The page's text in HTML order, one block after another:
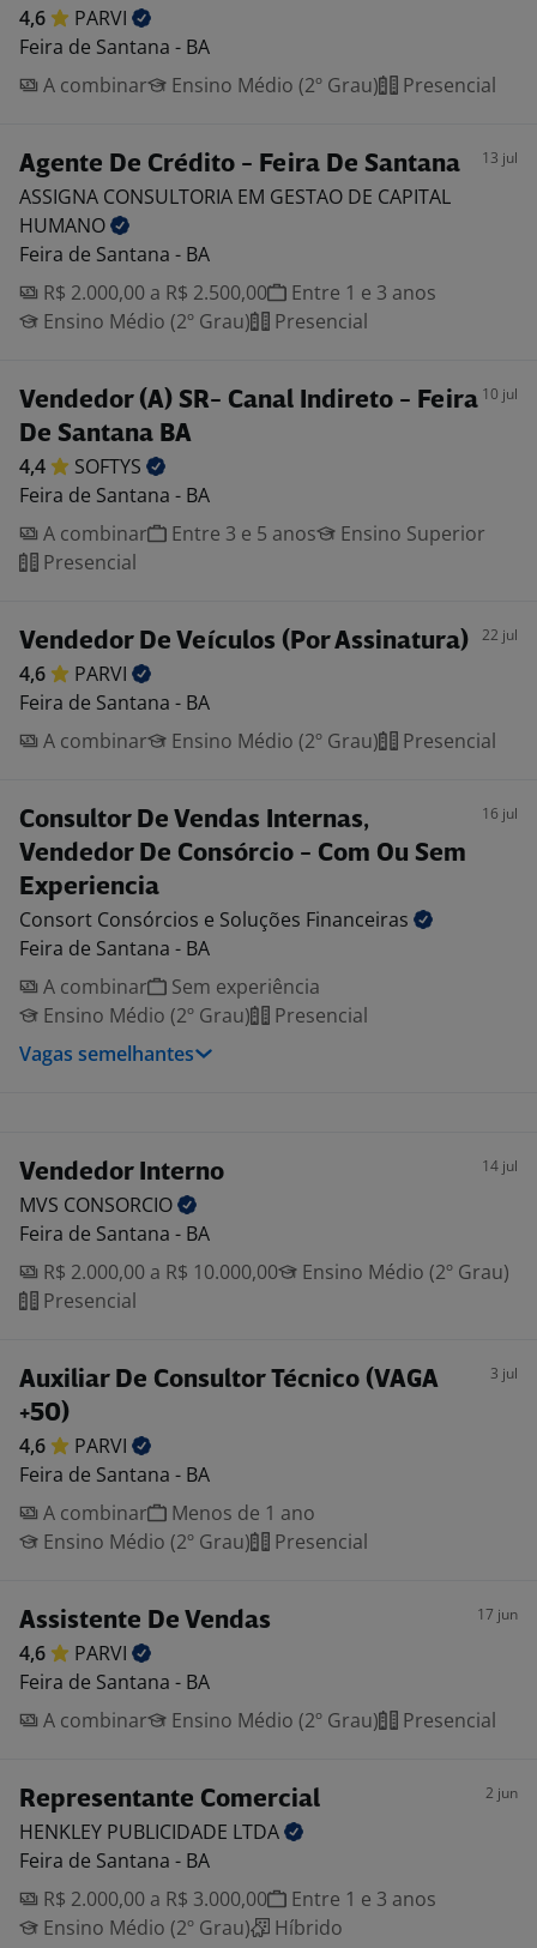
4,6
PARVI
Feira de Santana - BA
A combinar
Ensino Médio (2º Grau) Presencial
Agente De Crédito - Feira De Santana 13 jul
ASSIGNA CONSULTORIA EM GESTAO DE CAPITAL
HUMANO
Feira de Santana - BA
R$ 2.000,00 a R$ 2.500,00
Entre 1 e 3 anos
Ensino Médio (2º Grau)
Presencial
Vendedor (A) SR- Canal Indireto - Feira
De Santana BA
10 jul
4,4
SOFTYS
Feira de Santana - BA
A combinar
Entre 3 e 5 anos
Ensino Superior
Presencial
Vendedor De Veículos (Por Assinatura) 22 jul
4,6
PARVI
Feira de Santana - BA
A combinar
Ensino Médio (2º Grau) Presencial
Consultor De Vendas Internas,
Vendedor De Consórcio - Com Ou Sem
Experiencia
16 jul
Consort Consórcios e Soluções Financeiras
Feira de Santana - BA
A combinar
Sem experiência
Ensino Médio (2º Grau)
Presencial
Vagas semelhantes
Vendedor Interno 14 jul
MVS CONSORCIO
Feira de Santana - BA
R$ 2.000,00 a R$ 10.000,00
Ensino Médio (2º Grau)
Presencial
Auxiliar De Consultor Técnico (VAGA
+50)
3 jul
4,6
PARVI
Feira de Santana - BA
A combinar
Menos de 1 ano
Ensino Médio (2º Grau)
Presencial
Assistente De Vendas 17 jun
4,6
PARVI
Feira de Santana - BA
A combinar
Ensino Médio (2º Grau) Presencial
Representante Comercial 2 jun
HENKLEY PUBLICIDADE LTDA
Feira de Santana - BA
R$ 2.000,00 a R$ 3.000,00
Entre 1 e 3 anos
Ensino Médio (2º Grau)
Híbrido